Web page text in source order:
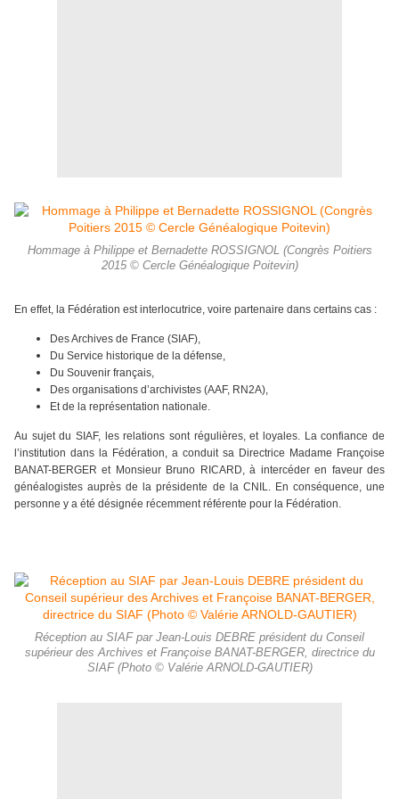
Hommage à Philippe et Bernadette ROSSIGNOL (Congrès Poitiers
2015 © Cercle Généalogique Poitevin)
En effet, la Fédération est interlocutrice, voire partenaire dans certains cas :
Des Archives de France (SIAF),
Du Service historique de la défense,
Du Souvenir français,
Des organisations d’archivistes (AAF, RN2A),
Et de la représentation nationale.
Au sujet du SIAF, les relations sont régulières, et loyales. La confiance de
l’institution dans la Fédération, a conduit sa Directrice Madame Françoise
BANAT-BERGER et Monsieur Bruno RICARD, à intercéder en faveur des
généalogistes auprès de la présidente de la CNIL. En conséquence, une
personne y a été désignée récemment référente pour la Fédération.
Réception au SIAF par Jean-Louis DEBRE président du Conseil
supérieur des Archives et Françoise BANAT-BERGER, directrice du
SIAF (Photo © Valérie ARNOLD-GAUTIER)